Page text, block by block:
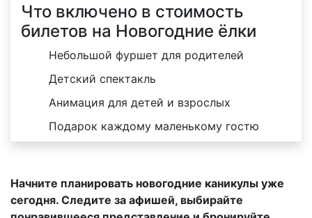
Что включено в стоимость
билетов на Новогодние ёлки
Небольшой фуршет для родителей
Детский спектакль
Анимация для детей и взрослых
Подарок каждому маленькому гостю
Начните планировать новогодние каникулы уже
сегодня. Следите за афишей, выбирайте